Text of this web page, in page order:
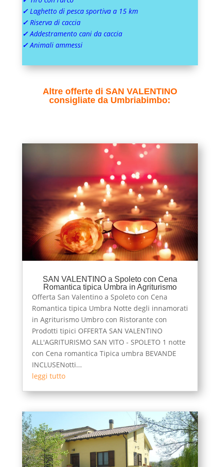
✓ Laghetto di pesca sportiva a 15 km
✓ Riserva di caccia
✓ Addestramento cani da caccia
✓ Animali ammessi
Altre offerte di SAN VALENTINO
consigliate da Umbriabimbo:
SAN VALENTINO a Spoleto con Cena
Romantica tipica Umbra in Agriturismo
Offerta San Valentino a Spoleto con Cena
Romantica tipica Umbra Notte degli innamorati
in Agriturismo Umbro con Ristorante con
Prodotti tipici OFFERTA SAN VALENTINO
ALL'AGRITURISMO SAN VITO - SPOLETO 1 notte
con Cena romantica Tipica umbra BEVANDE
INCLUSENotti...
leggi tutto